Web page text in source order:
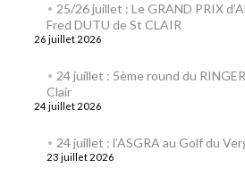
25/26 juillet : Le GRAND PRIX
Fred DUTU de St CLAIR
26 juillet 2026
24 juillet : 5ème round du
Clair
24 juillet 2026
24 juillet : l’ASGRA au Golf du
23 juillet 2026